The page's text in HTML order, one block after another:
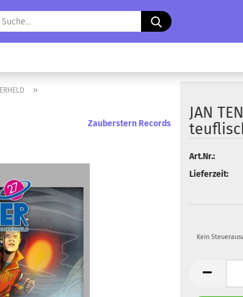
Suche...
»
Zauberstern Records
JAN
Art.Nr.:
Lieferzeit:
Kein